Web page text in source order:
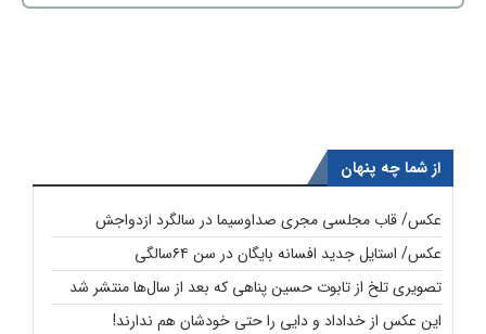
از شما چه پنهان
عکس/ قاب مجلسی مجری صداوسیما در سالگرد ازدواجش
عکس/ استایل جدید افسانه بایگان در سن ۶۴سالگی
تصویری تلخ از تابوت حسین پناهی که بعد از سال‌ها منتشر شد
این عکس از خداداد و دایی را حتی خودشان هم ندارند!